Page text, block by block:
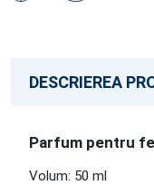
DESCRIEREA
Parfum pentru
Volum: 50 ml